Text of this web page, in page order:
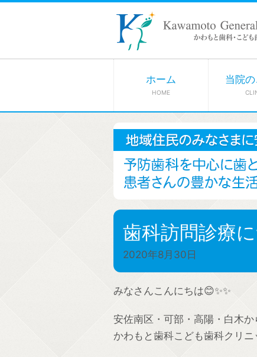
ホーム
HOME
当院
歯科訪問診療
2020年8月30日
みなさんこんにちは😊✨✨
安佐南区・可部・高陽・白木
かわもと歯科こども歯科クリ